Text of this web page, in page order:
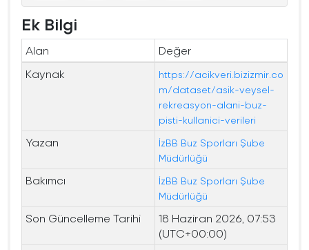
Ek Bilgi
Alan
Değer
Kaynak
https://acikveri.bizizmir.co
m/dataset/asik-veysel-
rekreasyon-alani-buz-
pisti-kullanici-verileri
Yazan
İzBB Buz Sporları Şube
Müdürlüğü
Bakımcı
İzBB Buz Sporları Şube
Müdürlüğü
Son Güncelleme Tarihi
18 Haziran 2026, 07:53
(UTC+00:00)